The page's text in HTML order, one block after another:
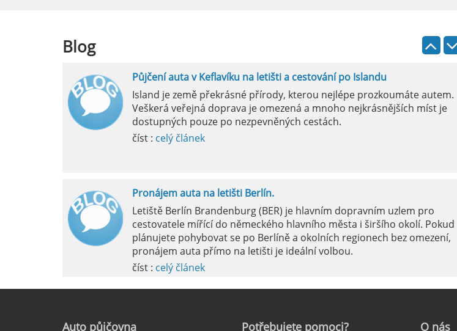
Blog
Půjčení auta v Keflavíku na letišti a cestování po Islandu
Island je země překrásné přírody, kterou nejlépe prozkoumáte autem.
Veškerá veřejná doprava je omezená a mnoho nejkrásnějších míst je
dostupných pouze po nezpevněných cestách.
číst : celý článek
Pronájem auta na letišti Berlín.
Letiště Berlín Brandenburg (BER) je hlavním dopravním uzlem pro
cestovatele mířící do německého hlavního města i širšího okolí. Pokud
plánujete pohybovat se po Berlíně a okolních regionech bez omezení,
pronájem auta přímo na letišti je ideální volbou.
číst : celý článek
Letiště Marseille, oficiálně známé jako mezinárodní letiště Marseille-
Milan,
pokud si půjčujete auto v jížním Španělsku zkontrolujte si před
vyzvednutím funkčnost kliamtizace, v létě je tam fakt vedro...
Auto půjčovna Potřebujetepomoci? O nás